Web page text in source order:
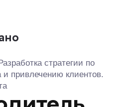
стратегии по
привлечению клиентов.